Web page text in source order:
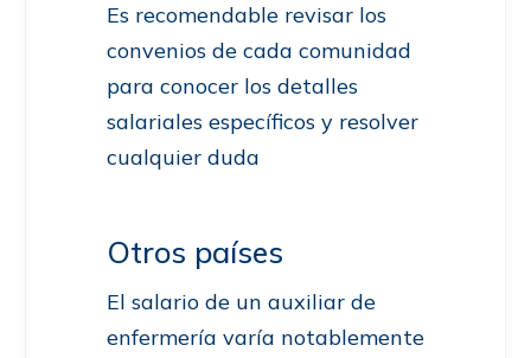
Es recomendable revisar los
convenios de cada comunidad
para conocer los detalles
salariales específicos y resolver
cualquier duda
Otros países
El salario de un auxiliar de
enfermería varía notablemente